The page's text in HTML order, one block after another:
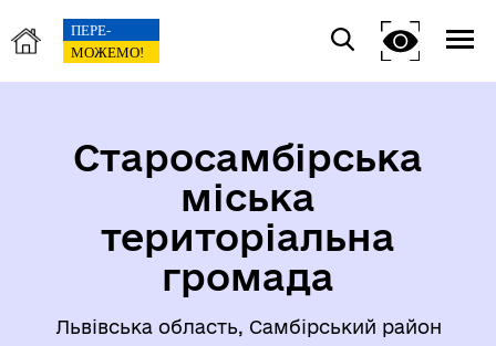
Старосамбірська
міська
територіальна
громада
Львівська область, Самбірський район